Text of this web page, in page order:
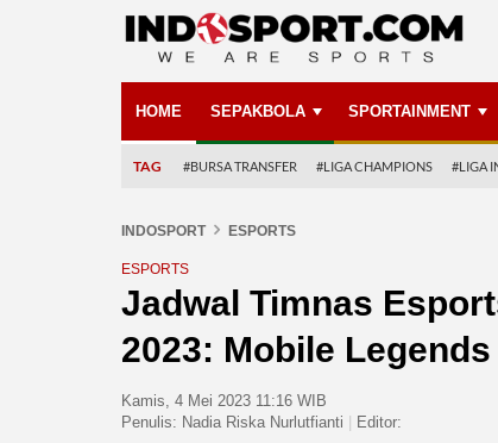
HOME SEPAKBOLA SPORTAINMENT
TAG #BURSA TRANSFER #LIGA CHAMPIONS #LIGA
INDOSPORT ESPORTS
ESPORTS
Jadwal Timnas
2023: Mobile
Kamis, 4 Mei 2023 11:16 WIB
Penulis: Nadia Riska Nurlutfianti Editor: